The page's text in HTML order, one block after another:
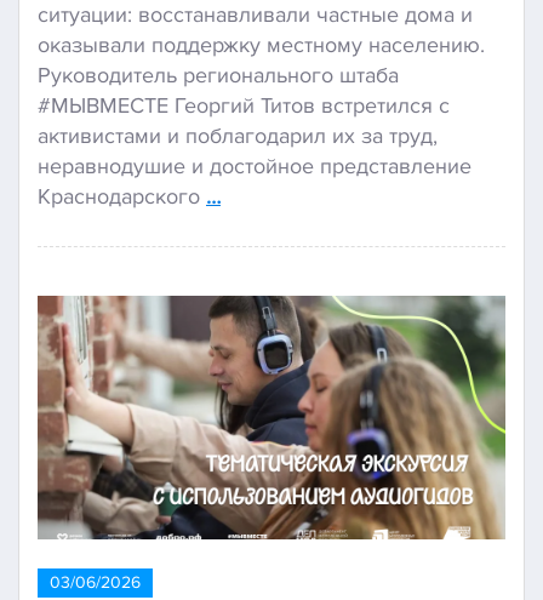
ситуации: восстанавливали частные дома и
оказывали поддержку местному населению.
Руководитель регионального штаба
#МЫВМЕСТЕ Георгий Титов встретился с
активистами и поблагодарил их за труд,
неравнодушие и достойное представление
Краснодарского …
03/06/2026